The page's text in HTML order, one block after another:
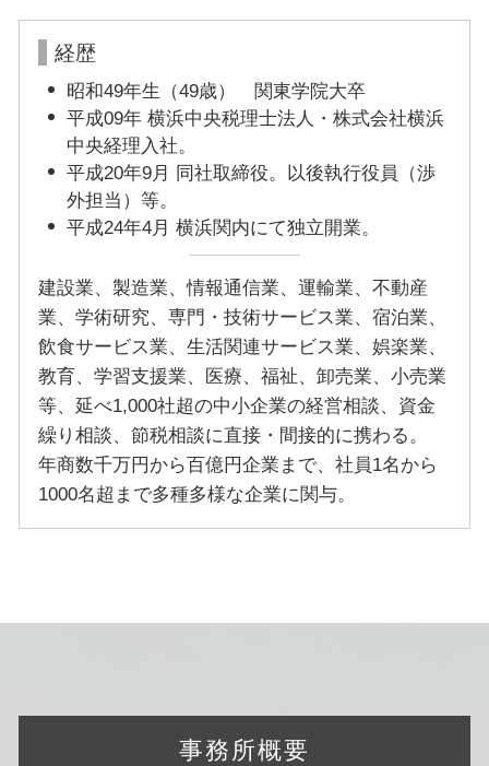
経歴
昭和49年生（49歳） 関東学院大卒
平成09年 横浜中央税理士法人・株式会社横浜
中央経理入社。
平成20年9月 同社取締役。以後執行役員（渉
外担当）等。
平成24年4月 横浜関内にて独立開業。
建設業、製造業、情報通信業、運輸業、不動産
業、学術研究、専門・技術サービス業、宿泊業、
飲食サービス業、生活関連サービス業、娯楽業、
教育、学習支援業、医療、福祉、卸売業、小売業
等、延べ1,000社超の中小企業の経営相談、資金
繰り相談、節税相談に直接・間接的に携わる。
年商数千万円から百億円企業まで、社員1名から
1000名超まで多種多様な企業に関与。
事務所概要